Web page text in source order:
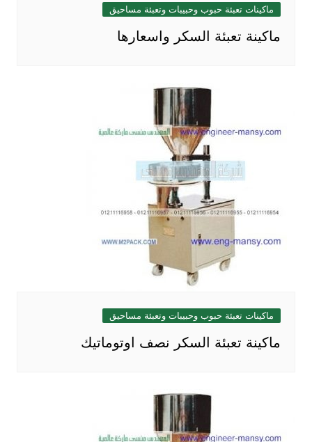
ماكينات تعبئة حبوب وحبيبات وتعبئة مساحيق
ماكينة تعبئة السكر واسعارها
ماكينات تعبئة حبوب وحبيبات وتعبئة مساحيق
ماكينة تعبئة السكر نصف اوتوماتيك